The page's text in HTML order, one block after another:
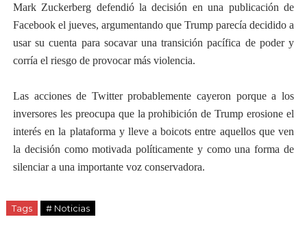
Mark Zuckerberg defendió la decisión en una publicación de
Facebook el jueves, argumentando que Trump parecía decidido a
usar su cuenta para socavar una transición pacífica de poder y
corría el riesgo de provocar más violencia.
Las acciones de Twitter probablemente cayeron porque a los
inversores les preocupa que la prohibición de Trump erosione el
interés en la plataforma y lleve a boicots entre aquellos que ven
la decisión como motivada políticamente y como una forma de
silenciar a una importante voz conservadora.
Tags # Noticias